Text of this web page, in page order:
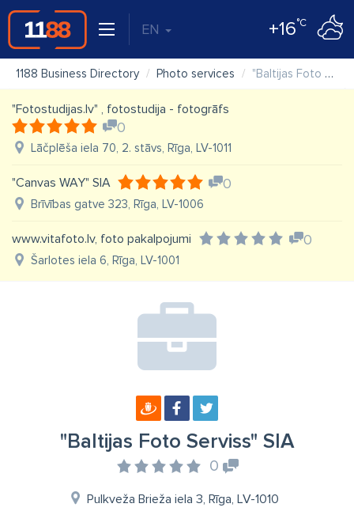
EN +16°C
1188 Business Directory Photo services "Baltijas Foto Serviss" SIA
"Fotostudijas.lv" , fotostudija - fotogrāfs
0
Lāčplēša iela 70, 2. stāvs, Rīga, LV-1011
"Canvas WAY" SIA 0
Brīvības gatve 323, Rīga, LV-1006
www.vitafoto.lv, foto pakalpojumi 0
Šarlotes iela 6, Rīga, LV-1001
"Baltijas Foto Serviss" SIA
0
Pulkveža Brieža iela 3, Rīga, LV-1010